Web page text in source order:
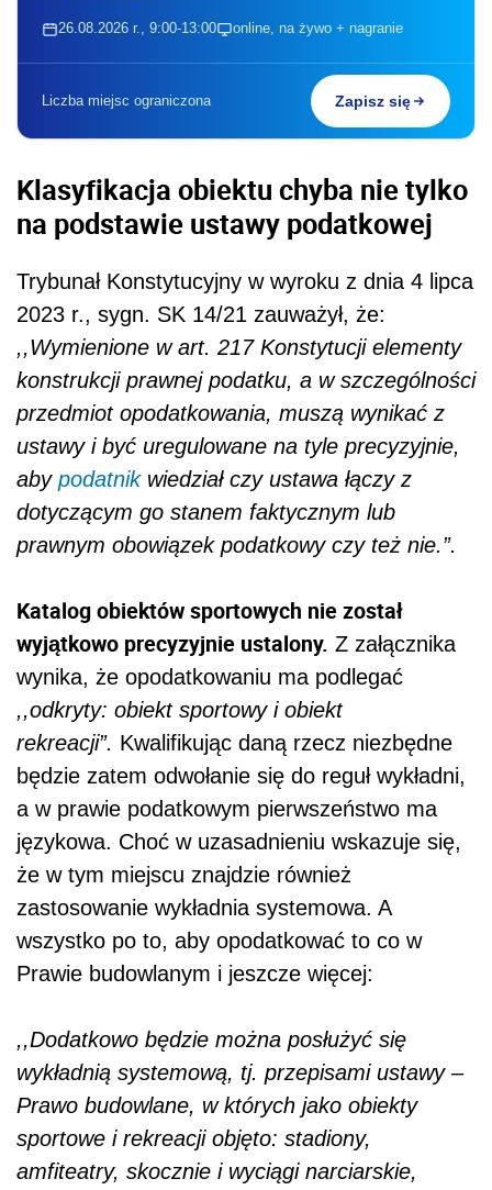
26.08.2026 r., 9:00-13:00 online, na żywo + nagranie
Liczba miejsc ograniczona Zapisz się
Klasyfikacja obiektu chyba nie tylko
na podstawie ustawy podatkowej
Trybunał Konstytucyjny w wyroku z dnia 4 lipca
2023 r., sygn. SK 14/21 zauważył, że:
,,Wymienione w art. 217 Konstytucji elementy
konstrukcji prawnej podatku, a w szczególności
przedmiot opodatkowania, muszą wynikać z
ustawy i być uregulowane na tyle precyzyjnie,
aby podatnikwiedział czy ustawa łączy z
dotyczącym go stanem faktycznym lub
prawnym obowiązek podatkowy czy też nie.”.
Katalog obiektów sportowych nie został
wyjątkowo precyzyjnie ustalony. Z załącznika
wynika, że opodatkowaniu ma podlegać
,,odkryty: obiekt sportowy i obiekt
rekreacji”. Kwalifikując daną rzecz niezbędne
będzie zatem odwołanie się do reguł wykładni,
a w prawie podatkowym pierwszeństwo ma
językowa. Choć w uzasadnieniu wskazuje się,
że w tym miejscu znajdzie również
zastosowanie wykładnia systemowa. A
wszystko po to, aby opodatkować to co w
Prawie budowlanym i jeszcze więcej:
,,Dodatkowo będzie można posłużyć się
wykładnią systemową, tj. przepisami ustawy –
Prawo budowlane, w których jako obiekty
sportowe i rekreacji objęto: stadiony,
amfiteatry, skocznie i wyciągi narciarskie,